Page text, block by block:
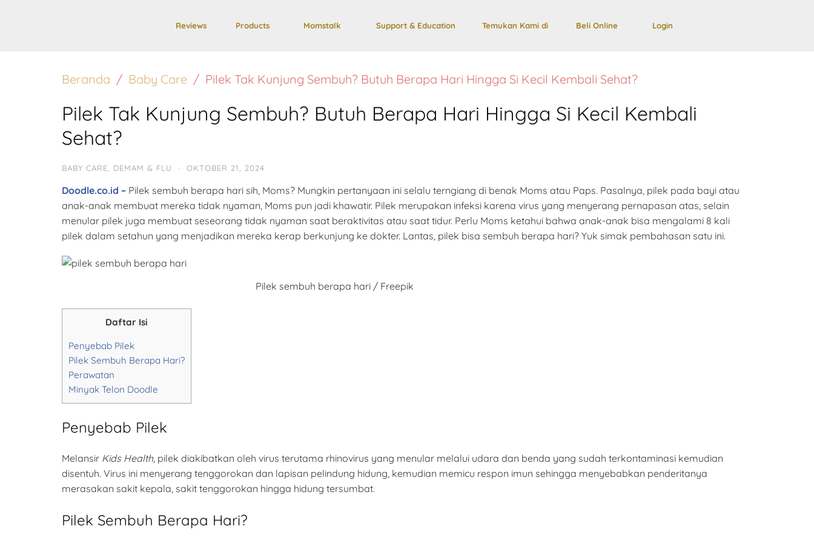
Reviews Products Momstalk Support & Education Temukan Kami di Beli Online Login
Beranda Baby Care Pilek Tak Kunjung Sembuh? Butuh Berapa Hari Hingga Si Kecil Kembali Sehat?
Pilek Tak Kunjung Sembuh? Butuh Berapa Hari Hingga Si Kecil Kembali
Sehat?
BABY CARE, DEMAM & FLU · OKTOBER 21, 2024
Doodle.co.id – Pilek sembuh berapa hari sih, Moms? Mungkin pertanyaan ini selalu terngiang di benak Moms atau Paps. Pasalnya, pilek pada bayi atau
anak-anak membuat mereka tidak nyaman, Moms pun jadi khawatir. Pilek merupakan infeksi karena virus yang menyerang pernapasan atas, selain
menular pilek juga membuat seseorang tidak nyaman saat beraktivitas atau saat tidur. Perlu Moms ketahui bahwa anak-anak bisa mengalami 8 kali
pilek dalam setahun yang menjadikan mereka kerap berkunjung ke dokter. Lantas, pilek bisa sembuh berapa hari? Yuk simak pembahasan satu ini.
Pilek sembuh berapa hari / Freepik
Daftar Isi
Penyebab Pilek
Pilek Sembuh Berapa Hari?
Perawatan
Minyak Telon Doodle
Penyebab Pilek
Melansir Kids Health, pilek diakibatkan oleh virus terutama rhinovirus yang menular melalui udara dan benda yang sudah terkontaminasi kemudian
disentuh. Virus ini menyerang tenggorokan dan lapisan pelindung hidung, kemudian memicu respon imun sehingga menyebabkan penderitanya
merasakan sakit kepala, sakit tenggorokan hingga hidung tersumbat.
Pilek Sembuh Berapa Hari?